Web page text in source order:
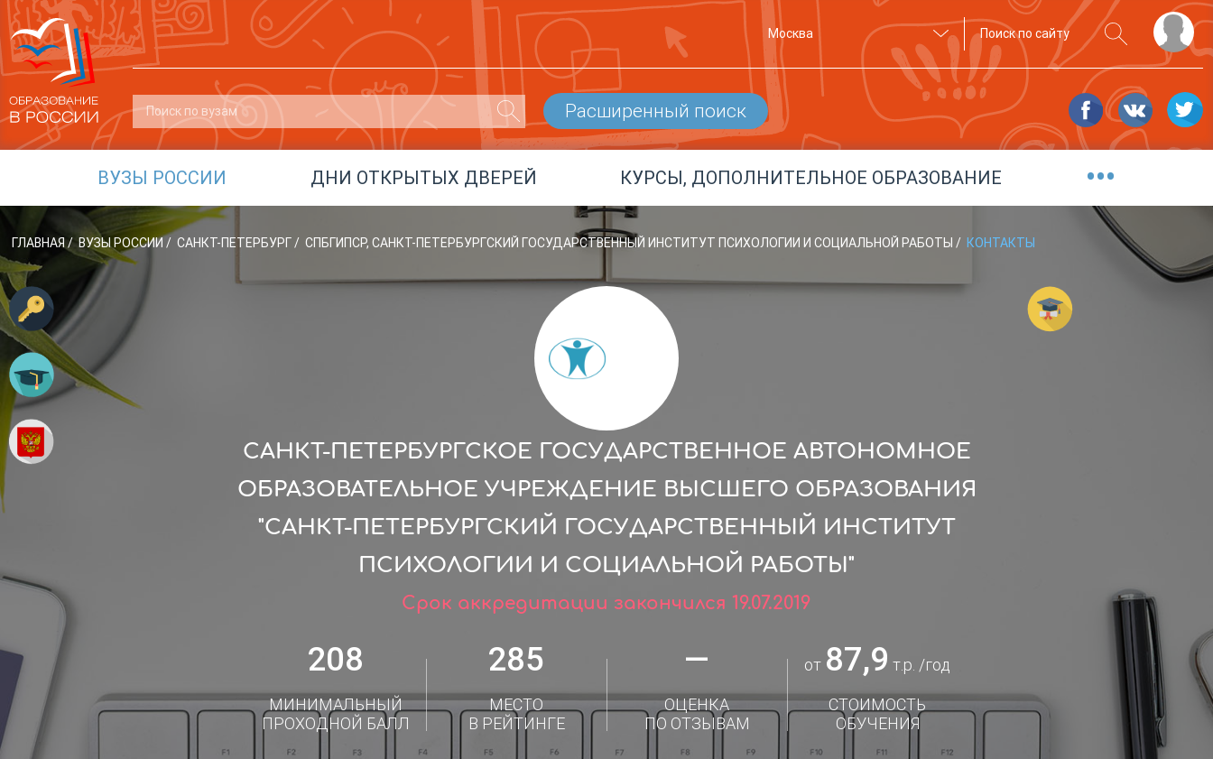
Москва
Расширенный поиск
ВУЗЫ РОССИИ ДНИ ОТКРЫТЫХ ДВЕРЕЙ КУРСЫ, ДОПОЛНИТЕЛЬНОЕ ОБРАЗОВАНИЕ •••
ГЛАВНАЯ/ ВУЗЫ РОССИИ / САНКТ-ПЕТЕРБУРГ/ СПБГИПСР, САНКТ-ПЕТЕРБУРГСКИЙ ГОСУДАРСТВЕННЫЙ ИНСТИТУТ ПСИХОЛОГИИ И СОЦИАЛЬНОЙ РАБОТЫ / КОНТАКТЫ
САНКТ-ПЕТЕРБУРГСКОЕ ГОСУДАРСТВЕННОЕ АВТОНОМНОЕ
ОБРАЗОВАТЕЛЬНОЕ УЧРЕЖДЕНИЕ ВЫСШЕГО ОБРАЗОВАНИЯ
"САНКТ-ПЕТЕРБУРГСКИЙ ГОСУДАРСТВЕННЫЙ ИНСТИТУТ
ПСИХОЛОГИИ И СОЦИАЛЬНОЙ РАБОТЫ"
Срок аккредитации закончился 19.07.2019
208
МИНИМАЛЬНЫЙ
ПРОХОДНОЙ БАЛЛ
285
МЕСТО
В РЕЙТИНГЕ
—
ОЦЕНКА
ПО ОТЗЫВАМ
от 87,9 т.р. /год
СТОИМОСТЬ
ОБУЧЕНИЯ